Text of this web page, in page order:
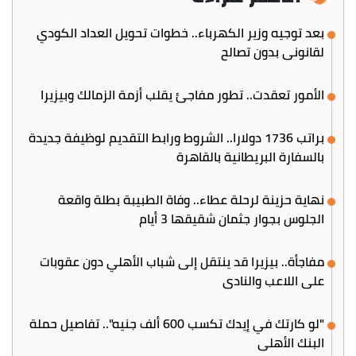
بعد توجيه وزير الكهرباء.. خطوات تحويل العداد الكودي
لقانوني بدون تصالح
الأمور تعقدت.. تطور مفاجئ يقلب أزمة الزمالك وبيزيرا
براتب 1736 دولارا.. الشروط ورابط التقديم لوظيفة جديدة
بالسفارة البريطانية بالقاهرة
نهاية حزينة لرحلة عطاء.. وفاة الطبيبة بطلة واقعة
الجلوس بجوار جثمان شقيقها 3 أيام
مفاجأة.. بيزيرا قد ينتقل إلى شباب الأهلي دون عقوبات
على اللاعب والنادي
"لو كارتك في إيدك تكسب 600 ألف جنيه".. تفاصيل حملة
البنك الأهلي